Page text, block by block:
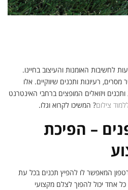
לחשיבות האומנות והעיצוב בחיינו.
רעיונות ותכנים שיווקיים. אלו
ויזואלים המופצים ברחבי האינטרנט
צילום? המשיכו לקרוא וגלו.
– הפיכת
המאפשר לו להפיץ תכנים בכל עת
אחד יכול להפוך לצלם מקצועי